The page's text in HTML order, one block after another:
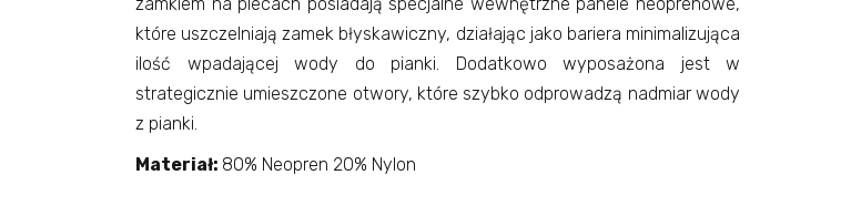
które uszczelniają zamek błyskawiczny, działając jako bariera minimalizująca
ilość wpadającej wody do pianki. Dodatkowo wyposażona jest w
strategicznie umieszczone otwory, które szybko odprowadzą nadmiar wody
z pianki.
Materiał: 80% Neopren 20% Nylon